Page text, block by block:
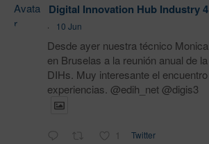
Avata
r
Digital Innovation Hub Industry
·
10 Jun
Desde ayer nuestra técnico
en Bruselas a la reunión anual de
DIHs. Muy interesante el
experiencias. @edih_net @digis3
1 Twitter